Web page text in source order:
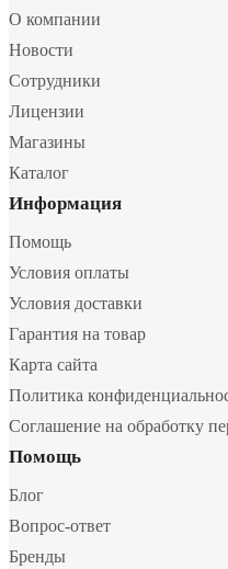
О компании
Новости
Сотрудники
Лицензии
Магазины
Каталог
Информация
Помощь
Условия оплаты
Условия доставки
Гарантия на товар
Карта сайта
Политика
Соглашение на обработку
Помощь
Блог
Вопрос-ответ
Бренды